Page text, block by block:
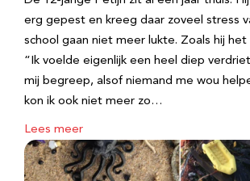
erg gepest en kreeg daar zoveel stress
school gaan niet meer lukte. Zoals hij het
“Ik voelde eigenlijk een heel diep
mij begreep, alsof niemand me wou
kon ik ook niet meer zo…
Lees meer